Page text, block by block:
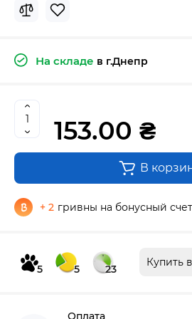
На складе в г.Днепр
153.00 ₴
В
+ 2 гривны на бонусный счет
5 5 23
Купить